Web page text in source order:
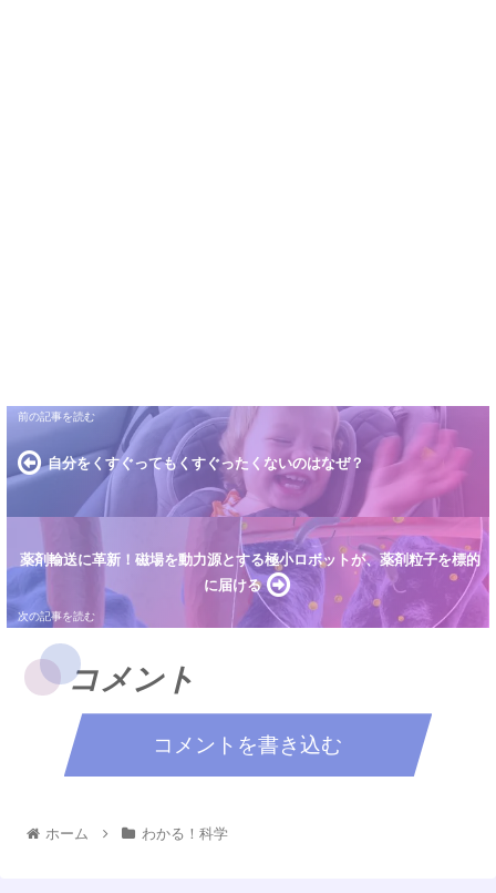
自分をくすぐってもくすぐったくないのはなぜ？
薬剤輸送に革新！磁場を動力源とする極小ロボットが、薬剤粒子を標的
に届ける
コメント
コメントを書き込む
ホーム わかる！科学